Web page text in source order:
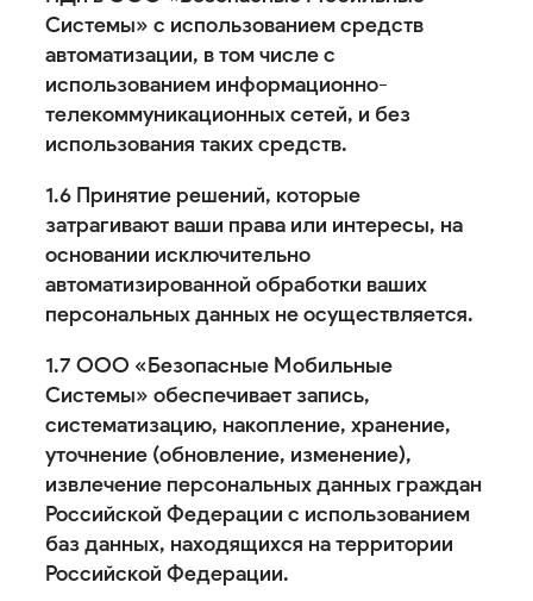
Системы» с использованием средств
автоматизации, в том числе с
использованием информационно-
телекоммуникационных сетей, и без
использования таких средств.
1.6 Принятие решений, которые
затрагивают ваши права или интересы, на
основании исключительно
автоматизированной обработки ваших
персональных данных не осуществляется.
1.7 ООО «Безопасные Мобильные
Системы» обеспечивает запись,
систематизацию, накопление, хранение,
уточнение (обновление, изменение),
извлечение персональных данных граждан
Российской Федерации с использованием
баз данных, находящихся на территории
Российской Федерации.